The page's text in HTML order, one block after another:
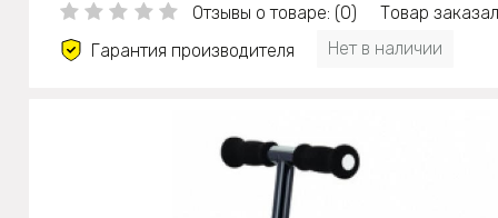
Отзывы о товаре: (0)
Товар
Гарантия производителя
Нет в наличии